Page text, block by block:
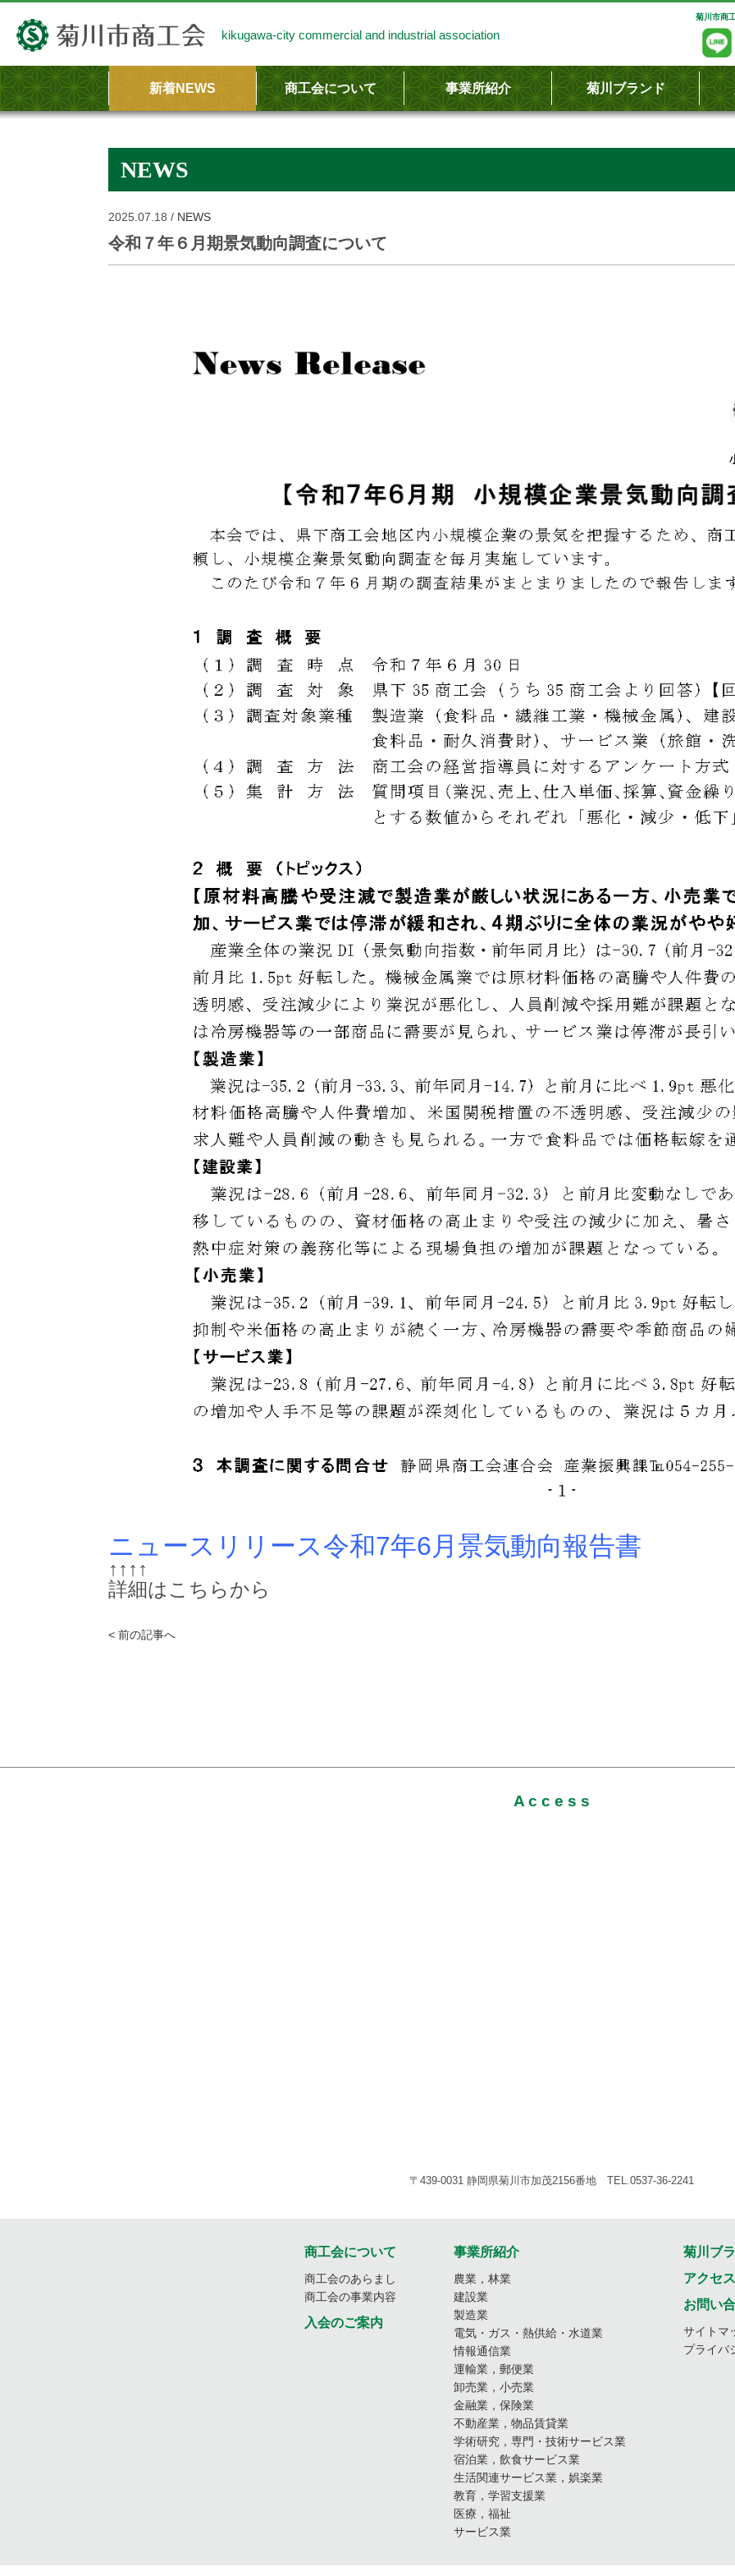
kikugawa-city commercial and industrial association
菊川市商
新着NEWS 商工会について 事業所紹介 菊川ブランド
NEWS
2025.07.18 / NEWS
令和７年６月期景気動向調査について
ニュースリリース令和7年6月景気動向報告書
↑↑↑↑
詳細はこちらから
< 前の記事へ
A c c e s s
〒439-0031 静岡県菊川市加茂2156番地 TEL.0537-36-2241
商工会について
商工会のあらまし
商工会の事業内容
入会のご案内
事業所紹介
農業，林業
建設業
製造業
電気・ガス・熱供給・水道業
情報通信業
運輸業，郵便業
卸売業，小売業
金融業，保険業
不動産業，物品賃貸業
学術研究，専門・技術サービス業
宿泊業，飲食サービス業
生活関連サービス業，娯楽業
教育，学習支援業
医療，福祉
サービス業
菊川ブ
アクセス
お問い
サイトマ
プライバ